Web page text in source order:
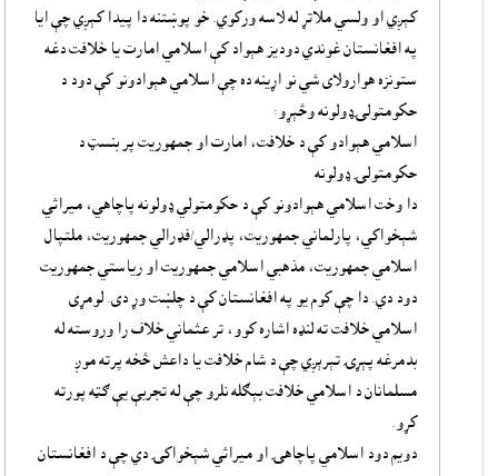
کېږي او ولسي ملاتړ له لاسه ورکوي. خو پوښتنه دا پيدا کېږي چې ايا
په افغانستان غوندي دوديز هېواد کې اسلامي امارت يا خلافت دغه
ستونزه هوارولاى شي نو اړينه ده چې اسلامي هېوادونو کې دود د
حکومتولۍډولونه وڅېړو:
اسلامي هېوادو کې د خلافت، امارت او جمهوريت پر بنسټ د
حکومتولۍ ډولونه
دا وخت اسلامي هېوادونو کې د حکومتولي ډولونه پاچاهي، ميراثي
شېخواکي، پارلماني جمهوريت، پډرالي/فډرالي جمهوريت، ملتپال
اسلامي جمهوريت، مذهبي اسلامي جمهوريت او رياستي جمهوريت
دود دي. دا چې کوم يو په افغانستان کې د چلښت وړ دى. لومړى
اسلامي خلافت ته لنډه اشاره کوو، تر عثماني خلاف را وروسته له
بدمرغه پېړۍ تېرېږي چې د شام خلافت يا داعش څخه پرته موږ
مسلمانان د اسلامي خلافت بېګله نلرو چې له تجربې يې ګټه پورته
کړو.
دويم دود اسلامي پاچاهۍ او ميراثي شېخواکۍ دي چې د افغانستان